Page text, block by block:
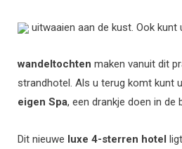
uitwaaien aan de kust. Ook kunt
wandeltochten maken vanuit dit
strandhotel. Als u terug komt kunt
eigen Spa, een drankje doen in
Dit nieuwe luxe 4-sterren hotel